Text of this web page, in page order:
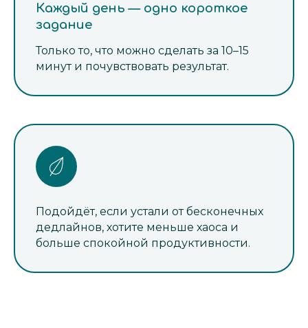
Каждый день — одно короткое
задание
Только то, что можно сделать за 10–15
минут и почувствовать результат.
Подойдёт, если устали от бесконечных
дедлайнов, хотите меньше хаоса и
больше спокойной продуктивности.